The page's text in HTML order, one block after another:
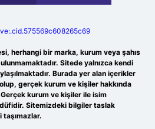
herhangi bir marka, kurum veya şahıs
Sitede yalnızca kendi
Burada yer alan içerikler
gerçek kurum ve kişiler hakkında
kurum ve kişiler ile isim
Sitemizdeki bilgiler taslak